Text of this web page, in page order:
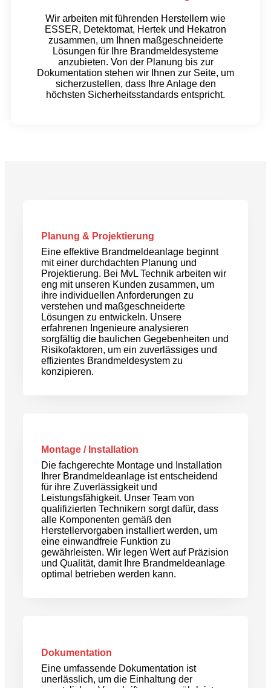
Wir arbeiten mit führenden Herstellern wie
ESSER, Detektomat, Hertek und Hekatron
zusammen, um Ihnen maßgeschneiderte
Lösungen für Ihre Brandmeldesysteme
anzubieten. Von der Planung bis zur
Dokumentation stehen wir Ihnen zur Seite, um
sicherzustellen, dass Ihre Anlage den
höchsten Sicherheitsstandards entspricht.
Planung & Projektierung
Eine effektive Brandmeldeanlage beginnt
mit einer durchdachten Planung und
Projektierung. Bei MvL Technik arbeiten wir
eng mit unseren Kunden zusammen, um
ihre individuellen Anforderungen zu
verstehen und maßgeschneiderte
Lösungen zu entwickeln. Unsere
erfahrenen Ingenieure analysieren
sorgfältig die baulichen Gegebenheiten und
Risikofaktoren, um ein zuverlässiges und
effizientes Brandmeldesystem zu
konzipieren.
Montage / Installation
Die fachgerechte Montage und Installation
Ihrer Brandmeldeanlage ist entscheidend
für ihre Zuverlässigkeit und
Leistungsfähigkeit. Unser Team von
qualifizierten Technikern sorgt dafür, dass
alle Komponenten gemäß den
Herstellervorgaben installiert werden, um
eine einwandfreie Funktion zu
gewährleisten. Wir legen Wert auf Präzision
und Qualität, damit Ihre Brandmeldeanlage
optimal betrieben werden kann.
Dokumentation
Eine umfassende Dokumentation ist
unerlässlich, um die Einhaltung der